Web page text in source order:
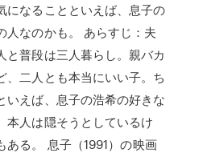
になることといえば、息子の
人なのかも。 あらすじ：夫
と普段は三人暮らし。親バカ
、二人とも本当にいい子。ち
いえば、息子の浩希の好きな
本人は隠そうとしているけ
ある。 息子（1991）の映画